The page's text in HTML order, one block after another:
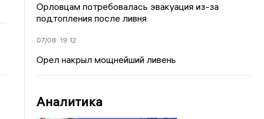
Орловцам потребовалась эвакуация из-за
подтопления после ливня
07/08 19:12
Орел накрыл мощнейший ливень
Аналитика